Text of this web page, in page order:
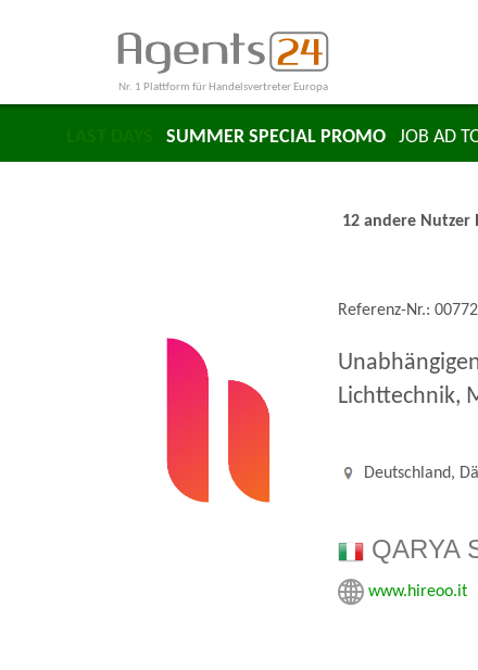
Nr. 1 Plattform für Handelsvertreter Europa
SUMMER SPECIAL PROMO JOB AD
12 andere Nutzer
Referenz-Nr.:
Lichttechnik,
Deutschland,
QARYA
www.hireoo.it